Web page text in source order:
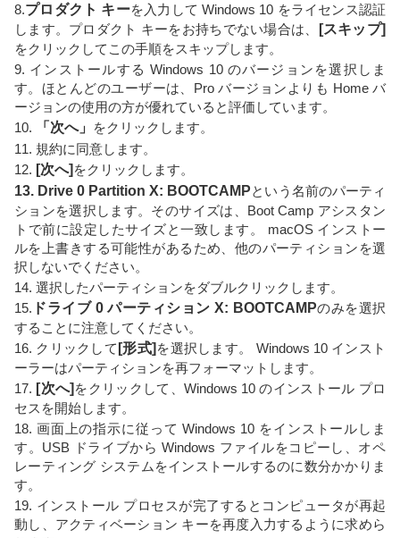
8.プロダクト キーを入力して Windows 10 をライセンス認証
します。プロダクト キーをお持ちでない場合は、
[スキップ]
をクリックしてこの手順をスキップします。
9. インストールする Windows 10 のバージョンを選択しま
す。ほとんどのユーザーは、Pro バージョンよりも Home バ
ージョンの使用の方が優れていると評価しています。
10.
「次へ」
をクリックします。
11. 規約に同意します。
12. [次へ] をクリックします。
13. Drive 0 Partition X: BOOTCAMPという名前のパーティ
ションを選択します。そのサイズは、Boot Camp アシスタン
トで前に設定したサイズと一致します。 macOS インストー
ルを上書きする可能性があるため、他のパーティションを選
択しないでください。
14. 選択したパーティションをダブルクリックします。
15. ドライブ 0 パーティション X: BOOTCAMPのみを選択
することに注意してください。
16. クリックして [形式] を選択します。 Windows 10 インスト
ーラーはパーティションを再フォーマットします。
17. [次へ] をクリックして、Windows 10 のインストール プロ
セスを開始します。
18. 画面上の指示に従って Windows 10 をインストールしま
す。USB ドライブから Windows ファイルをコピーし、オペ
レーティング システムをインストールするのに数分かかりま
す。
19. インストール プロセスが完了するとコンピュータが再起
動し、アクティベーション キーを再度入力するように求めら